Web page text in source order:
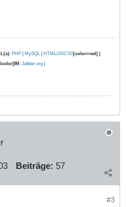
: PHP MySQL| HTML/JS/CSS[color=red] |
: Jabber.org
Beiträge: 57
#3